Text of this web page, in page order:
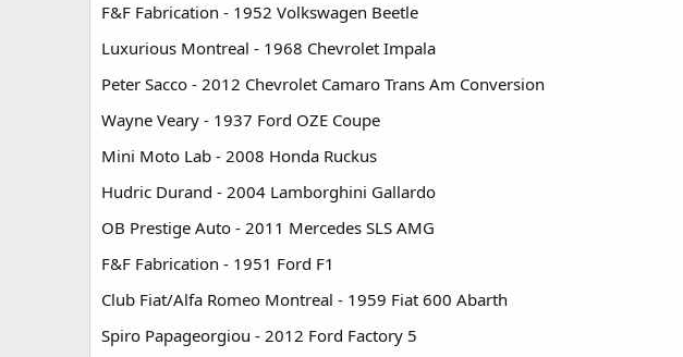
F&F Fabrication - 1952 Volkswagen Beetle
Luxurious Montreal - 1968 Chevrolet Impala
Peter Sacco - 2012 Chevrolet Camaro Trans Am Conversion
Wayne Veary - 1937 Ford OZE Coupe
Mini Moto Lab - 2008 Honda Ruckus
Hudric Durand - 2004 Lamborghini Gallardo
OB Prestige Auto - 2011 Mercedes SLS AMG
F&F Fabrication - 1951 Ford F1
Club Fiat/Alfa Romeo Montreal - 1959 Fiat 600 Abarth
Spiro Papageorgiou - 2012 Ford Factory 5